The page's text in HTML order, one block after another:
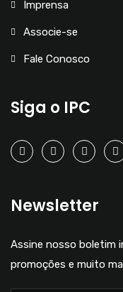
Imprensa
Associe-se
Fale Conosco
Siga o IPC
Newsletter
Assine nosso boletim
promoções e muito